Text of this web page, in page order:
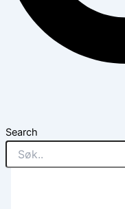
Search